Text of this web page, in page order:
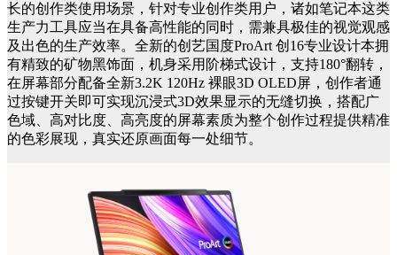
长的创作类使用场景，针对专业创作类用户，诸如笔记本这类
生产力工具应当在具备高性能的同时，需兼具极佳的视觉观感
及出色的生产效率。全新的创艺国度ProArt 创16专业设计本拥
有精致的矿物黑饰面，机身采用阶梯式设计，支持180°翻转，
在屏幕部分配备全新3.2K 120Hz 裸眼3D OLED屏，创作者通
过按键开关即可实现沉浸式3D效果显示的无缝切换，搭配广
色域、高对比度、高亮度的屏幕素质为整个创作过程提供精准
的色彩展现，真实还原画面每一处细节。